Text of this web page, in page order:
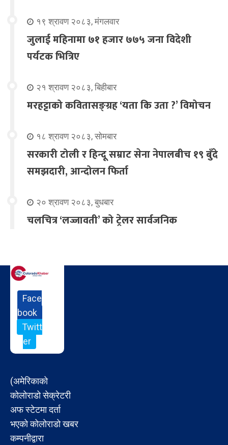
१९ श्रावण २०८३, मंगलवार
जुलाई महिनामा ७१ हजार ७७५ जना विदेशी
पर्यटक भित्रिए
२१ श्रावण २०८३, बिहीबार
मरहट्टाको कवितासङ्ग्रह ‘यता कि उता ?’ विमोचन
१८ श्रावण २०८३, सोमबार
सरकारी टोली र हिन्दू सम्राट सेना नेपालबीच १९ बुँदे
समझदारी, आन्दोलन फिर्ता
२० श्रावण २०८३, बुधबार
चलचित्र ‘लज्जावती’ को ट्रेलर सार्वजनिक
Face
book
Twitt
er
(अमेरिकाको
कोलोराडो सेक्रेटरी
अफ स्टेटमा दर्ता
भएको कोलोराडो खबर
कम्पनीद्वारा